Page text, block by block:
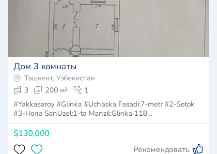
Дом 3 комнаты
Ташкент, Узбекистан
3
200 м²
1
#Yakkasaroy #Glinka #Uchaska Fasadi:7-metr #2-Sotok
#3-Hona SanUzel:1-ta Manzil:Glinka 118…
$130,000
Рекомендовать